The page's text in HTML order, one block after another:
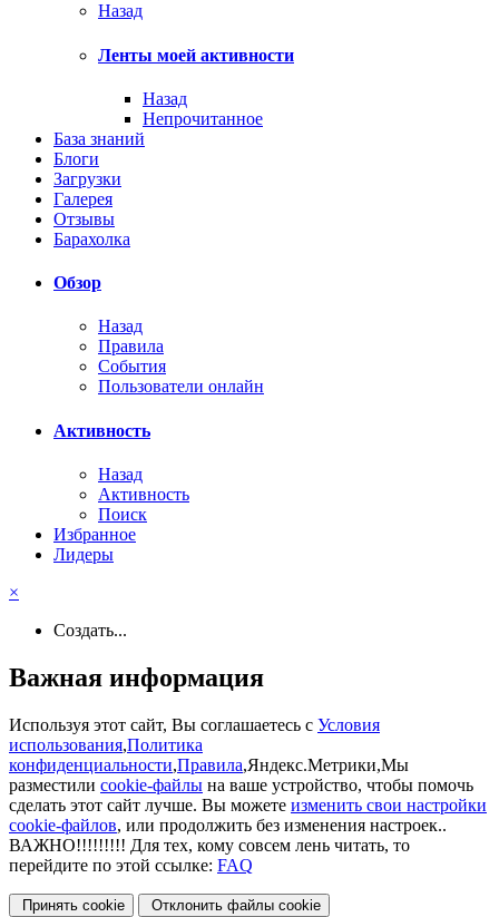
Назад
Ленты моей активности
Назад
Непрочитанное
База знаний
Блоги
Загрузки
Галерея
Отзывы
Барахолка
Обзор
Назад
Правила
События
Пользователи онлайн
Активность
Назад
Активность
Поиск
Избранное
Лидеры
×
Создать...
Важная информация
Используя этот сайт, Вы соглашаетесь с Условия
использования,Политика
конфиденциальности,Правила,Яндекс.Метрики,Мы
разместили cookie-файлы на ваше устройство, чтобы помочь
сделать этот сайт лучше. Вы можете изменить свои настройки
cookie-файлов, или продолжить без изменения настроек..
ВАЖНО!!!!!!!!! Для тех, кому совсем лень читать, то
перейдите по этой ссылке: FAQ
Принять cookie Отклонить файлы сookie